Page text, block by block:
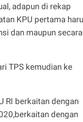
adapun di rekap
KPU pertama
dan maupun secara
TPS kemudian ke
RI berkaitan dengan
dengan